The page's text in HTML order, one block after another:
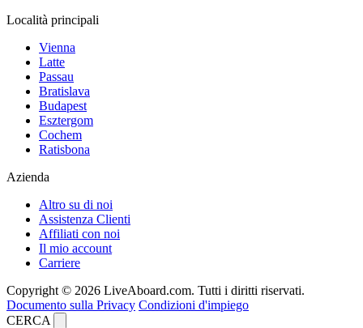
Località principali
Vienna
Latte
Passau
Bratislava
Budapest
Esztergom
Cochem
Ratisbona
Azienda
Altro su di noi
Assistenza Clienti
Affiliati con noi
Il mio account
Carriere
Copyright © 2026 LiveAboard.com. Tutti i diritti riservati.
Documento sulla Privacy Condizioni d'impiego
CERCA